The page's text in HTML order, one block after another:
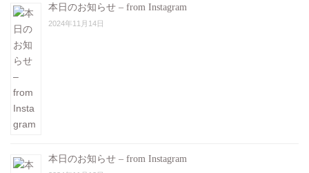
本日のお知らせ – from Instagram
2024年11月14日
本日のお知らせ – from Instagram